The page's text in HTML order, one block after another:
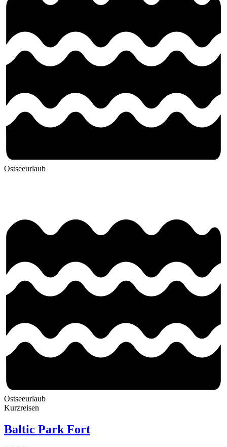
Ostseeurlaub
Ostseeurlaub
Kurzreisen
Baltic Park Fort